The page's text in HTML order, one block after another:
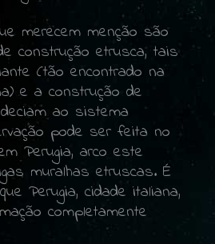
merecem menção são
construção etrusca, tais
(tão encontrado na
e a construção de
ao sistema
pode ser feita no
Perugia, arco este
muralhas etruscas. É
Perugia, cidade italiana,
completamente